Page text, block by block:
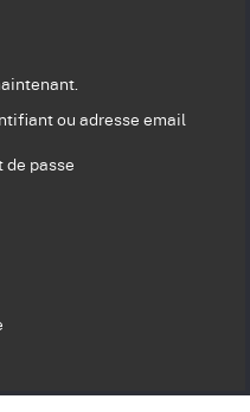
ou adresse email
de passe